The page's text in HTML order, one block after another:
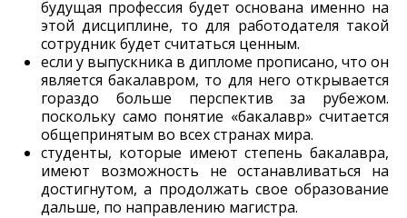
будущая профессия будет основана именно на
этой дисциплине, то для работодателя такой
сотрудник будет считаться ценным.
если у выпускника в дипломе прописано, что он
является бакалавром, то для него открывается
гораздо больше перспектив за рубежом.
поскольку само понятие «бакалавр» считается
общепринятым во всех странах мира.
студенты, которые имеют степень бакалавра,
имеют возможность не останавливаться на
достигнутом, а продолжать свое образование
дальше, по направлению магистра.